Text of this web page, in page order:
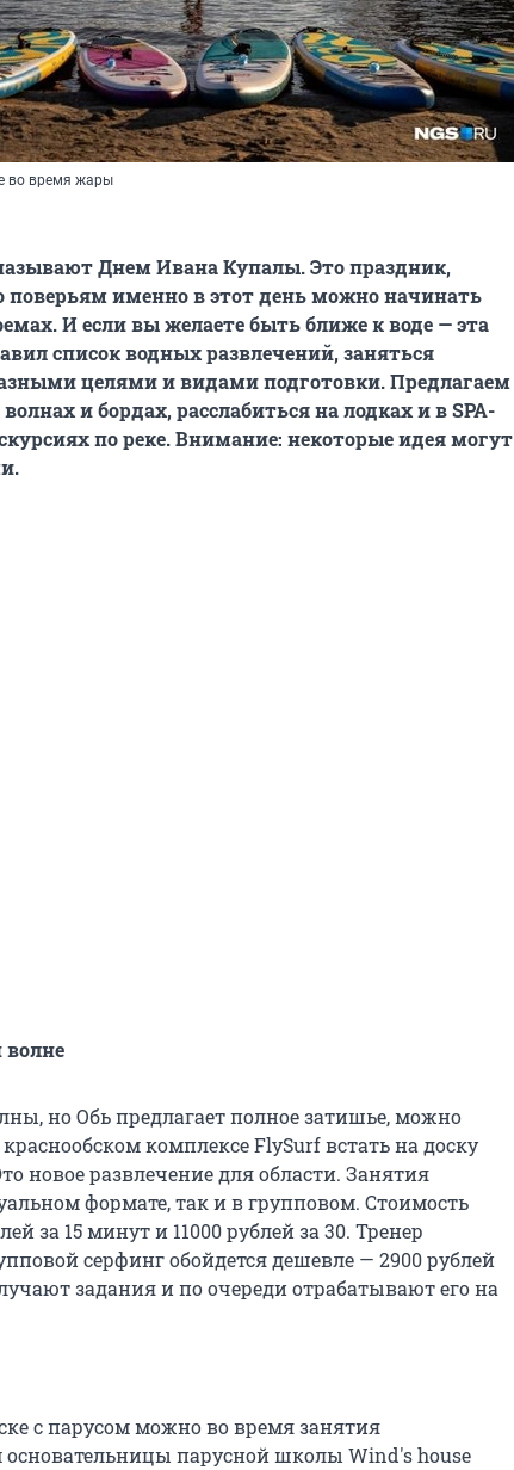
во время жары
Днем Ивана Купалы. Это праздник,
поверьям именно в этот день можно начинать
И есливы желаете быть ближе к воде — эта
список водных развлечений, заняться
целями и видами подготовки. Предлагаем
и бордах, расслабиться на лодках и в SPA-
по реке. Внимание: некоторые идея могут
волне
но Обь предлагает полное затишье, можно
комплексе FlySurf встать на доску
новое развлечение для области. Занятия
формате, так и в групповом. Стоимость
за 15 минут и 11000 рублей за 30. Тренер
серфинг обойдется дешевле — 2900 рублей
задания и по очереди отрабатывают его на
с парусом можно во время занятия
парусной школы Wind's house